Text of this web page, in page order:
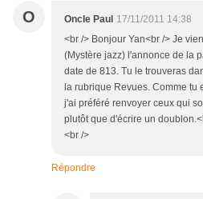
O Oncle Paul 17/11/2011 14:38
<br /> Bonjour Yan<br /> Je
(Mystère jazz) l'annonce de la
date de 813. Tu le trouveras
la rubrique Revues. Comme tu
j'ai préféré renvoyer ceux qui
plutôt que d'écrire un
<br />
Répondre